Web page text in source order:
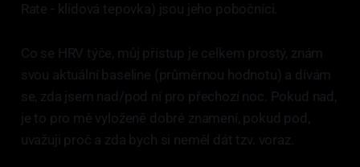
Rate - klidová tepovka) jsou jeho pobočníci.
Co se HRV týče, můj přístup je celkem prostý, znám
svou aktuální baseline (průměrnou hodnotu) a dívám
se, zda jsem nad/pod ní pro přechozí noc. Pokud nad,
je to pro mě vyloženě dobré znamení, pokud pod,
uvažuji proč a zda bych si neměl dát tzv. voraz.